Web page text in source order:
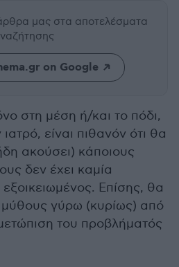
μας στα αποτελέσματα
on Google
στη μέση ή/και το πόδι,
είναι πιθανόν ότι θα
ακούσει) κάποιους
δεν έχει καμία
Επίσης, θα
μύθους γύρω (κυρίως) από
του προβλήματός